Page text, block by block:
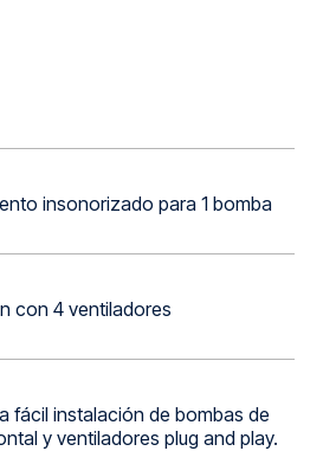
insonorizado para 1 bomba
con 4 ventiladores
fácil instalación de bombas de
y ventiladores plug and play.